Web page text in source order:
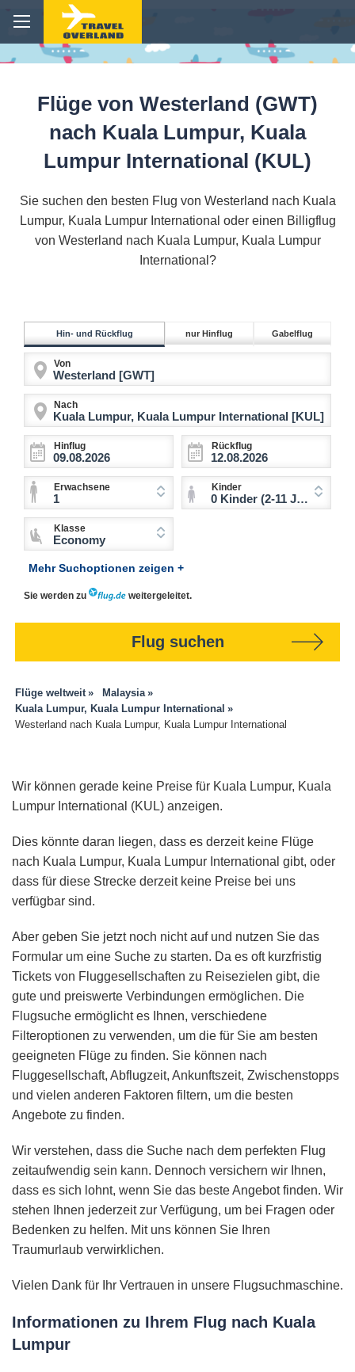
Flüge von Westerland (GWT)
nach Kuala Lumpur, Kuala
Lumpur International (KUL)
Sie suchen den besten Flug von Westerland nach Kuala
Lumpur, Kuala Lumpur International oder einen Billigflug
von Westerland nach Kuala Lumpur, Kuala Lumpur
International?
Hin- und Rückflug nur Hinflug Gabelflug
Von
Nach
Hinflug Rückflug
Erwachsene
1
Kinder
0 Kinder (2-11 Jahre)
Klasse
Economy
Mehr Suchoptionen zeigen +
Sie werden zu weitergeleitet.
Flug suchen
Flüge weltweit
Malaysia
Kuala Lumpur, Kuala Lumpur International
Westerland nach Kuala Lumpur, Kuala Lumpur International
Wir können gerade keine Preise für Kuala Lumpur, Kuala
Lumpur International (KUL) anzeigen.
Dies könnte daran liegen, dass es derzeit keine Flüge
nach Kuala Lumpur, Kuala Lumpur International gibt, oder
dass für diese Strecke derzeit keine Preise bei uns
verfügbar sind.
Aber geben Sie jetzt noch nicht auf und nutzen Sie das
Formular um eine Suche zu starten. Da es oft kurzfristig
Tickets von Fluggesellschaften zu Reisezielen gibt, die
gute und preiswerte Verbindungen ermöglichen. Die
Flugsuche ermöglicht es Ihnen, verschiedene
Filteroptionen zu verwenden, um die für Sie am besten
geeigneten Flüge zu finden. Sie können nach
Fluggesellschaft, Abflugzeit, Ankunftszeit, Zwischenstopps
und vielen anderen Faktoren filtern, um die besten
Angebote zu finden.
Wir verstehen, dass die Suche nach dem perfekten Flug
zeitaufwendig sein kann. Dennoch versichern wir Ihnen,
dass es sich lohnt, wenn Sie das beste Angebot finden. Wir
stehen Ihnen jederzeit zur Verfügung, um bei Fragen oder
Bedenken zu helfen. Mit uns können Sie Ihren
Traumurlaub verwirklichen.
Vielen Dank für Ihr Vertrauen in unsere Flugsuchmaschine.
Informationen zu Ihrem Flug nach Kuala
Lumpur